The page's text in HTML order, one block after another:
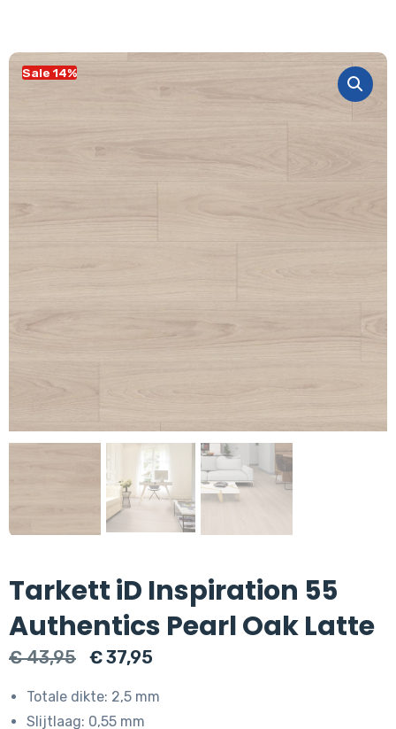
Sale 14%
Tarkett iD Inspiration 55
Authentics Pearl Oak Latte
€43,95
Oorspronkelijke
€37,95
Totale dikte: 2,5 mm
Slijtlaag: 0,55 mm